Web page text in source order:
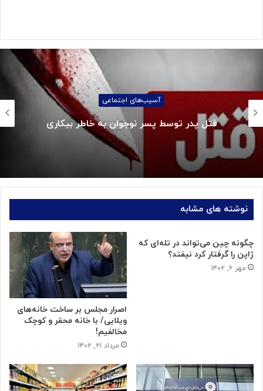
آسیب‌های اجتماعی
قتل پدر توسط پسر نوجوان به خاطر بیکاری
نوشته های مشابه
چگونه چین می‌تواند در تله‌ای که
ژاپن را گرفتار کرد نیفتد؟
مهر ۶, ۱۴۰۲
اصرار مجلس بر ساخت خانه‌های
ویلایی/ با خانه محقر و کوچک
مخالفیم!
مرداد ۲۱, ۱۴۰۲